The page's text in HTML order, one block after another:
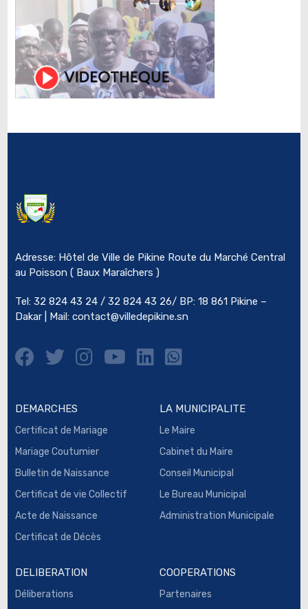
Adresse: Hôtel de Ville de Pikine Route du Marché Central
au Poisson ( Baux Maraîchers )
Tel: 32 824 43 24 / 32 824 43 26/ BP: 18 861 Pikine –
Dakar | Mail: contact@villedepikine.sn
DEMARCHES
Certificat de Mariage
Mariage Coutumier
Bulletin de Naissance
Certificat de vie Collectif
Acte de Naissance
Certificat de Décès
LA MUNICIPALITE
Le Maire
Cabinet du Maire
Conseil Municipal
Le Bureau Municipal
Administration Municipale
DELIBERATION
Déliberations
COOPERATIONS
Partenaires